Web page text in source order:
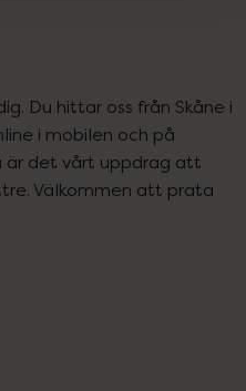
Du hittar oss från Skåne i
i mobilen och på
är det vårt uppdrag att
Välkommen att prata